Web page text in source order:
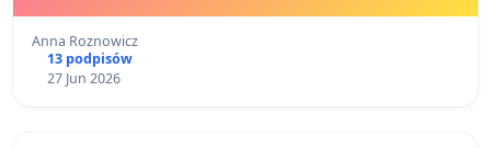
Anna Roznowicz
13 podpisów
27 Jun 2026